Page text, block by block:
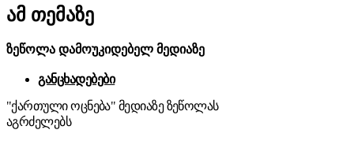
ამ თემაზე
ზეწოლა დამოუკიდებელ მედიაზე
განცხადებები
"ქართული ოცნება" მედიაზე ზეწოლას
აგრძელებს